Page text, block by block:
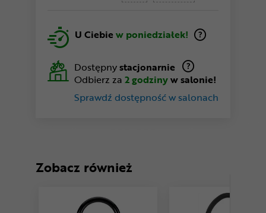
U Ciebiew poniedziałek!
Dostępnystacjonarnie
Odbierz za 2 godzinyw salonie!
Sprawdź dostępność w salonach
Zobacz również